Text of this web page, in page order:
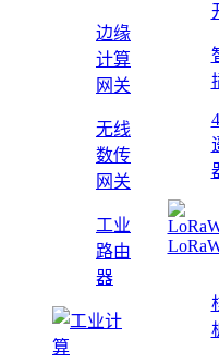
边缘
计算
网关
无线
数传
网关
工业
路由
器